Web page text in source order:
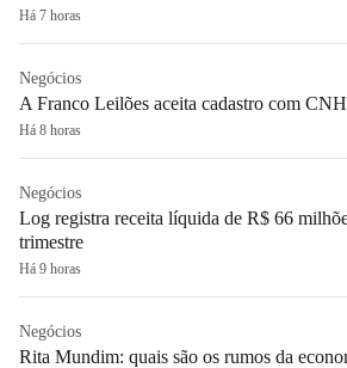
Há 7 horas
Negócios
A Franco Leilões aceita cadastro com
Há 8 horas
Negócios
Log registra receita líquida de R$ 66
trimestre
Há 9 horas
Negócios
Rita Mundim: quais são os rumos da